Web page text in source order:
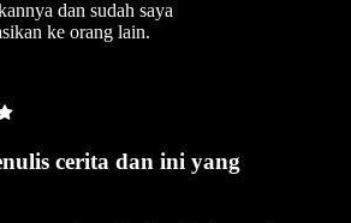
dan sudah saya
ke orang lain.
cerita dan ini yang